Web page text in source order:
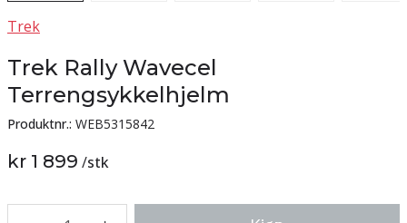
Trek
Trek Rally Wavecel
Terrengsykkelhjelm
Produktnr.: WEB5315842
kr 1 899 /stk